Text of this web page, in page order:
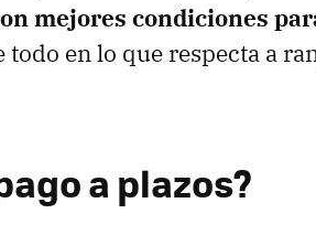
mejores condiciones
todo en lo que respecta a
a plazos?